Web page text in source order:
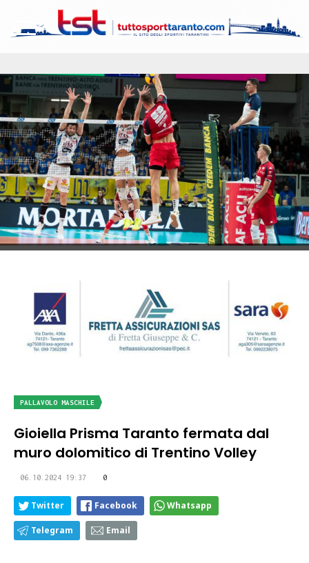
PALLAVOLO MASCHILE
Gioiella Prisma Taranto fermata dal
muro dolomitico di Trentino Volley
06.10.2024 19:37 0
Twitter Facebook Whatsapp
Telegram Email